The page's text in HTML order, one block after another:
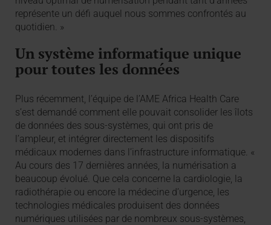
représente un défi auquel nous sommes confrontés au
quotidien. »
Un système informatique unique
pour toutes les données
Plus récemment, l’équipe de l’AME Africa Health Care
s’est demandé comment elle pouvait consolider les îlots
de données des sous-systèmes, qui ont pris de
l’ampleur, et intégrer directement les dispositifs
médicaux modernes dans l’infrastructure informatique. «
Au cours des 17 dernières années, la numérisation a
beaucoup évolué. Que cela concerne la cardiologie, la
radiothérapie ou encore la médecine d’urgence, les
technologies médicales produisent des données
numériques utilisées par de nombreux sous-systèmes,